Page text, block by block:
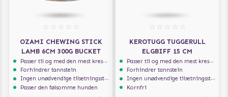
OZAMI CHEWING STICK
LAMB 6CM 300G BUCKET
Passer til og med den mest kresne hunden
Forhindrer tannstein
Ingen unødvendige tilsetningsstoffer
Passer den følsomme hunden
KEROTUGG TUGGERULL
ELGBIFF 15 CM
Passer til og med den mest kresne hunden
Forhindrer tannstein
Ingen unødvendige tilsetningsstoffer
Kornfri